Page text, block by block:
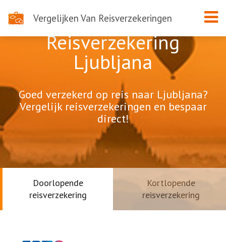
Vergelijken Van Reisverzekeringen
Reisverzekering
Ljubljana
Goed verzekerd op reis naar Ljubljana?
Vergelijk reisverzekeringen en bespaar
direct!
Doorlopende
reisverzekering
Kortlopende
reisverzekering